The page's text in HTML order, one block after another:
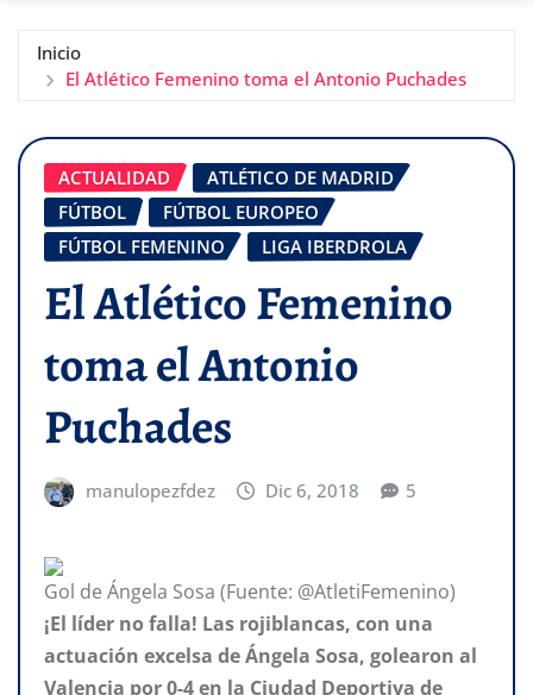
Inicio
El Atlético Femenino toma el Antonio Puchades
ACTUALIDAD
ATLÉTICO DE MADRID
FÚTBOL
FÚTBOL EUROPEO
FÚTBOL FEMENINO
LIGA IBERDROLA
El Atlético Femenino
toma el Antonio
Puchades
manulopezfdez Dic 6, 2018 5
Gol de Ángela Sosa (Fuente: @AtletiFemenino)
¡El líder no falla! Las rojiblancas, con una
actuación excelsa de Ángela Sosa, golearon al
Valencia por 0-4 en la Ciudad Deportiva de